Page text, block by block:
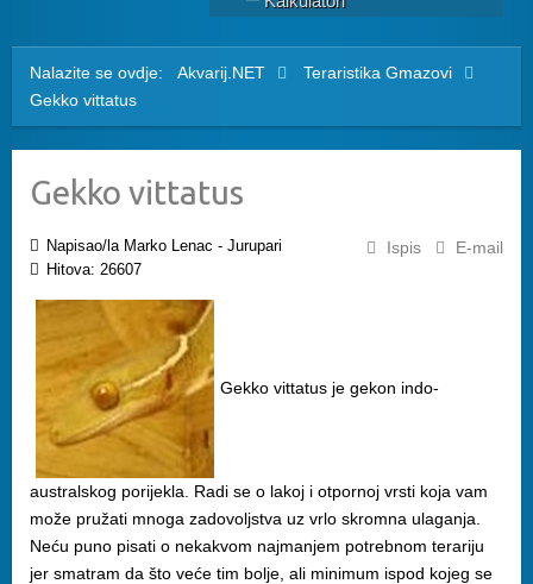
Nalazite se ovdje: Akvarij.NET Teraristika Gmazovi
Gekko vittatus
Gekko vittatus
Ispis E-mail
Napisao/la Marko Lenac - Jurupari
Hitova: 26607
Gekko vittatus je gekon indo-
australskog porijekla. Radi se o lakoj i otpornoj vrsti koja vam
može pružati mnoga zadovoljstva uz vrlo skromna ulaganja.
Neću puno pisati o nekakvom najmanjem potrebnom terariju
jer smatram da što veće tim bolje, ali minimum ispod kojeg se